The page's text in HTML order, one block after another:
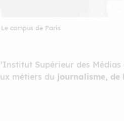
Le campus de Paris
l’Institut Supérieur des
métiers du journalisme,